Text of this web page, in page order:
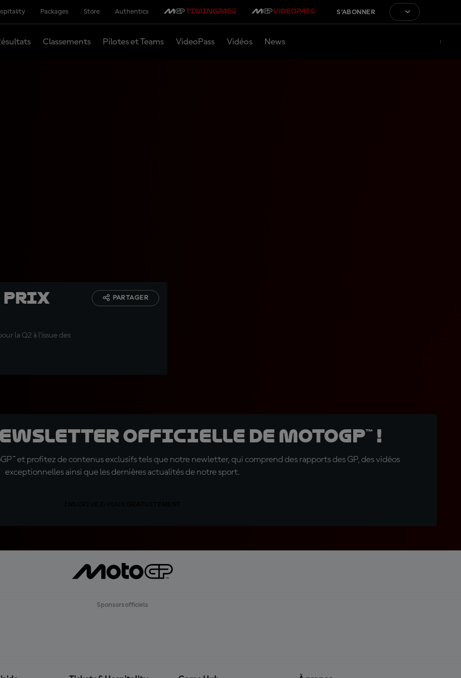
Packages Store Authentics S'ABONNER
Classements Pilotes et Teams VideoPass Vidéos News
Prix
la Q2 à l'issue des
PARTAGER
officielle de MotoGP™ !
et profitez de contenus exclusifs tels que notre newletter, qui comprend des rapports des GP, des vidéos
exceptionnelles ainsi que les dernières actualités de notre sport.
Sponsors officiels